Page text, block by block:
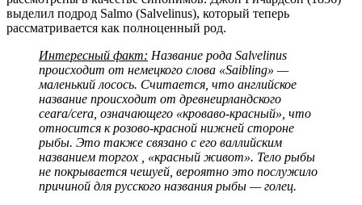
выделил подрод Salmo (Salvelinus), который теперь
рассматривается как полноценный род.
Интересный факт: Название рода Salvelinus
происходит от немецкого слова «Saibling» —
маленький лосось. Считается, что английское
название происходит от древнеирландского
ceara/cera, означающего «кроваво-красный», что
относится к розово-красной нижней стороне
рыбы. Это также связано с его валлийским
названием торгох , «красный живот». Тело рыбы
не покрывается чешуей, вероятно это послужило
причиной для русского названия рыбы — голец.